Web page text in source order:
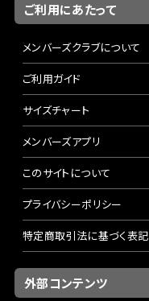
ご利用にあたって
メンバーズクラブについて
ご利用ガイド
サイズチャート
メンバーズアプリ
このサイトについて
プライバシーポリシー
特定商取引法に基づく表記
外部コンテンツ